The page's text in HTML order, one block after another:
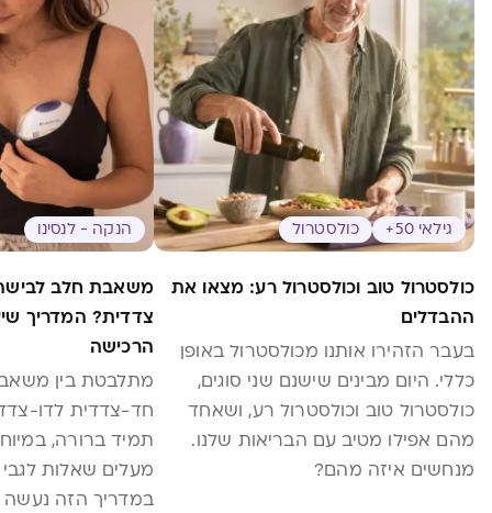
גילאי 50+ כולסטרול
כולסטרול טוב וכולסטרול רע: מצאו את
ההבדלים
בעבר הזהירו אותנו מכולסטרול באופן
כללי. היום מבינים שישנם שני סוגים,
כולסטרול טוב וכולסטרול רע, ושאחד
מהם אפילו מטיב עם הבריאות שלנו.
מנחשים איזה מהם?
הנקה - לנסינו
משאבת חלב
צדדית? המדריך
הרכישה
מתלבטת בין
חד-צדדית לדו-
תמיד ברורה,
מעלים שאלות
במדריך הזה נעשה